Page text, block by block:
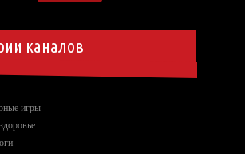
каналов
игры